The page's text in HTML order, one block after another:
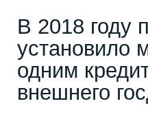
В 2018 году
установило
одним
внешнего